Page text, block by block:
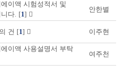
이액 시험성적서 및
다. [1]
안한별
건 [1] 이주현
이액 사용설명서 부탁
여주천